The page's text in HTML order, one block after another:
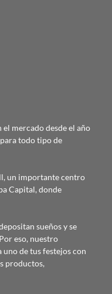
el mercado desde el año
todo tipo de
un importante centro
Capital, donde
sueños y se
eso, nuestro
de tus festejos con
productos,